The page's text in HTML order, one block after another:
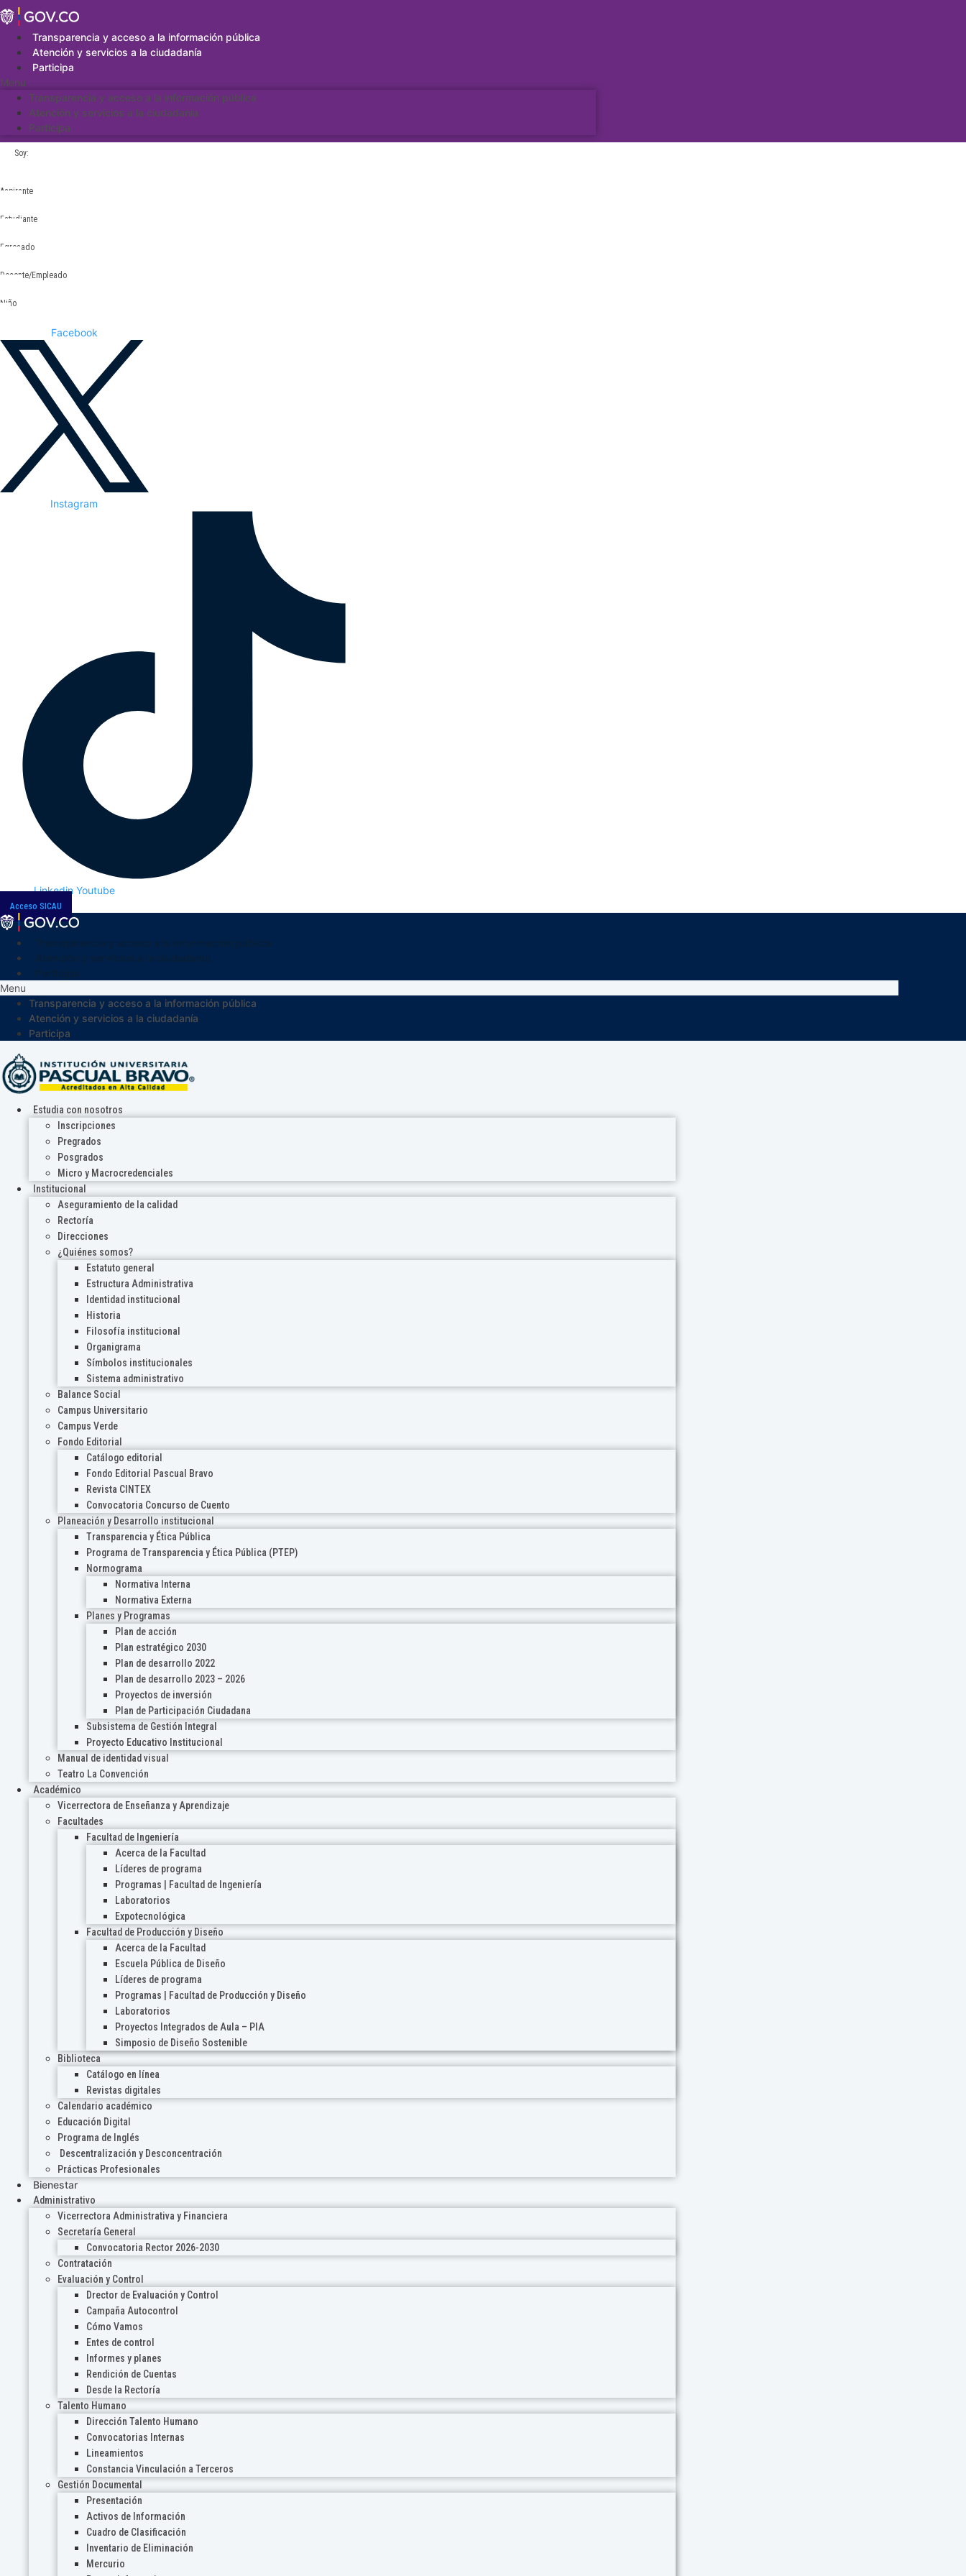
Saltar
al
contenidoTransparencia y acceso a la información pública
Atención y servicios a la ciudadanía
Participa
Menu
Transparencia y acceso a la información pública
Atención y servicios a la ciudadanía
Participa
Soy:
Aspirante
Estudiante
Egresado
Docente/Empleado
Niño
Facebook
Instagram
Linkedin Youtube
Acceso SICAU
Menu
Transparencia y acceso a la información pública
Atención y servicios a la ciudadanía
Participa
Estudia con nosotros
Inscripciones
Pregrados
Posgrados
Micro y Macrocredenciales
Institucional
Aseguramiento de la calidad
Rectoría
Direcciones
¿Quiénes somos?
Estatuto general
Estructura Administrativa
Identidad institucional
Historia
Filosofía institucional
Organigrama
Símbolos institucionales
Sistema administrativo
Balance Social
Campus Universitario
Campus Verde
Fondo Editorial
Catálogo editorial
Fondo Editorial Pascual Bravo
Revista CINTEX
Convocatoria Concurso de Cuento
Planeación y Desarrollo institucional
Transparencia y Ética Pública
Programa de Transparencia y Ética Pública (PTEP)
Normograma
Normativa Interna
Normativa Externa
Planes y Programas
Plan de acción
Plan estratégico 2030
Plan de desarrollo 2022
Plan de desarrollo 2023 – 2026
Proyectos de inversión
Plan de Participación Ciudadana
Subsistema de Gestión Integral
Proyecto Educativo Institucional
Manual de identidad visual
Teatro La Convención
Académico
Vicerrectora de Enseñanza y Aprendizaje
Facultades
Facultad de Ingeniería
Acerca de la Facultad
Líderes de programa
Programas | Facultad de Ingeniería
Laboratorios
Expotecnológica
Facultad de Producción y Diseño
Acerca de la Facultad
Escuela Pública de Diseño
Líderes de programa
Programas | Facultad de Producción y Diseño
Laboratorios
Proyectos Integrados de Aula – PIA
Simposio de Diseño Sostenible
Biblioteca
Catálogo en línea
Revistas digitales
Calendario académico
Educación Digital
Programa de Inglés
Descentralización y Desconcentración
Prácticas Profesionales
Bienestar
Administrativo
Vicerrectora Administrativa y Financiera
Secretaría General
Convocatoria Rector 2026-2030
Contratación
Evaluación y Control
Drector de Evaluación y Control
Campaña Autocontrol
Cómo Vamos
Entes de control
Informes y planes
Rendición de Cuentas
Desde la Rectoría
Talento Humano
Dirección Talento Humano
Convocatorias Internas
Lineamientos
Constancia Vinculación a Terceros
Gestión Documental
Presentación
Activos de Información
Cuadro de Clasificación
Inventario de Eliminación
Mercurio